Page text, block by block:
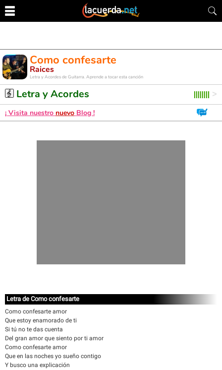
Como confesarte
Raices
Letra y Acordes de Guitarra. Aprende a tocar esta canción
Letra y Acordes
¡ Visita nuestro nuevo Blog !
Letra de Como confesarte
Como confesarte amor
Que estoy enamorado de ti
Si tú no te das cuenta
Del gran amor que siento por ti amor
Como confesarte amor
Que en las noches yo sueño contigo
Y busco una explicación